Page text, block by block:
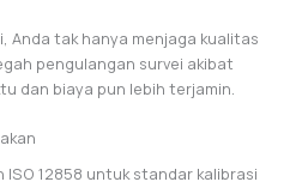
Anda tak hanya menjaga kualitas
pengulangan survei akibat
dan biaya pun lebih terjamin.
ISO 12858 untuk standar kalibrasi